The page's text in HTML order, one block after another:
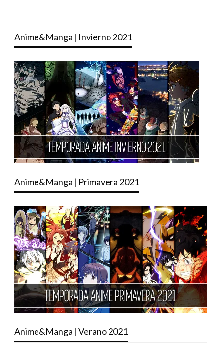
Anime&Manga | Invierno 2021
Anime&Manga | Primavera 2021
Anime&Manga | Verano 2021